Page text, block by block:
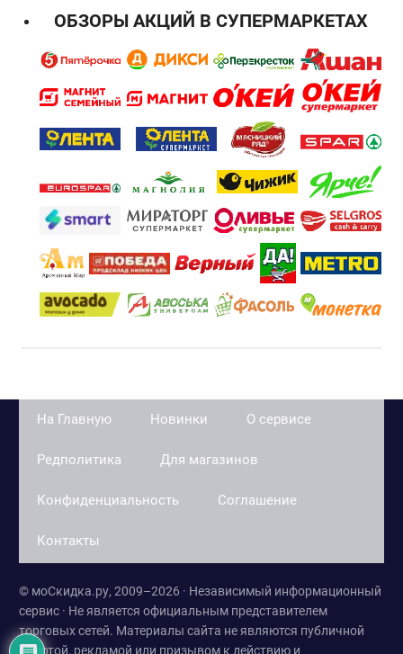
ОБЗОРЫ АКЦИЙ В СУПЕРМАРКЕТАХ
На Главную Новинки О сервисе
Редполитика Для магазинов
Конфиденциальность Соглашение
Контакты
© моСкидка.ру, 2009–2026 · Независимый информационный
сервис · Не является официальным представителем
торговых сетей. Материалы сайта не являются публичной
офертой, рекламой или призывом к действию и